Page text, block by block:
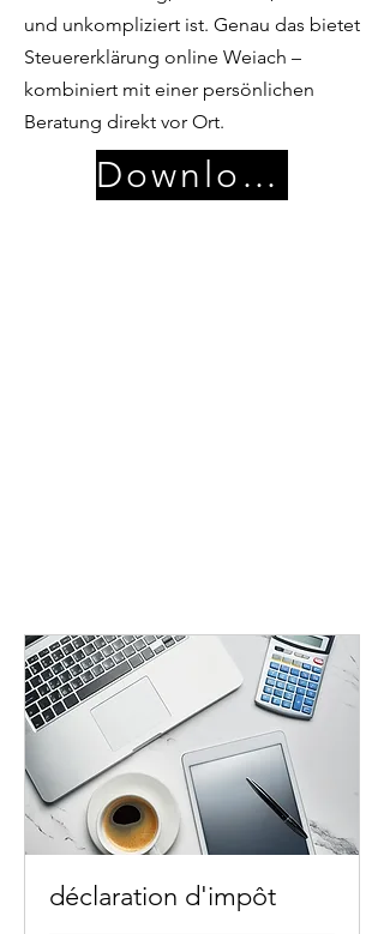
und unkompliziert ist. Genau das bietet
Steuererklärung online Weiach –
kombiniert mit einer persönlichen
Beratung direkt vor Ort.
Download
déclaration d'impôt